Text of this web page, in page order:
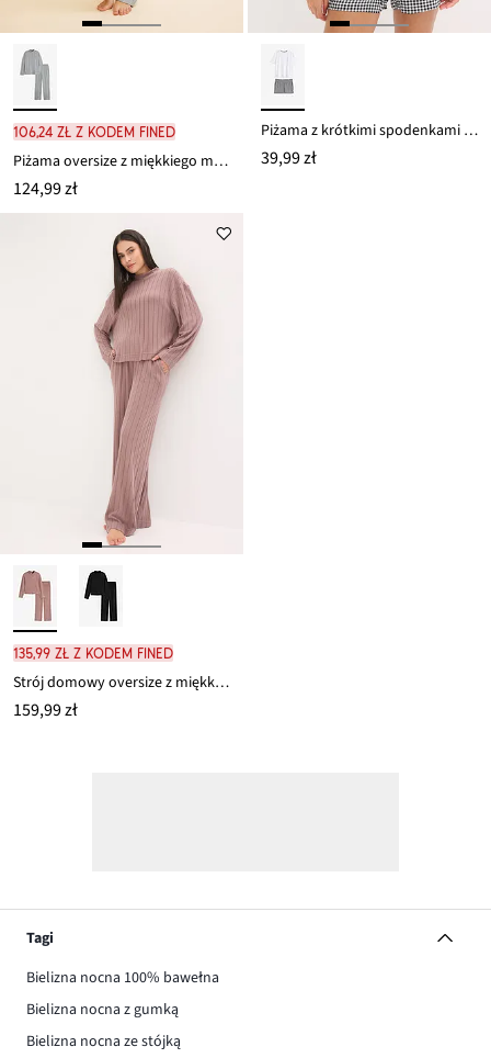
106,24 zł z kodem FINED
Piżama oversize z miękkiego materiału
124,99 zł
Piżama z krótkimi spodenkami z dzianiny
39,99 zł
135,99 zł z kodem FINED
Strój domowy oversize z miękkiego prążkowanego materiału
159,99 zł
Tagi
Bielizna nocna 100% bawełna
Bielizna nocna z gumką
Bielizna nocna ze stójką